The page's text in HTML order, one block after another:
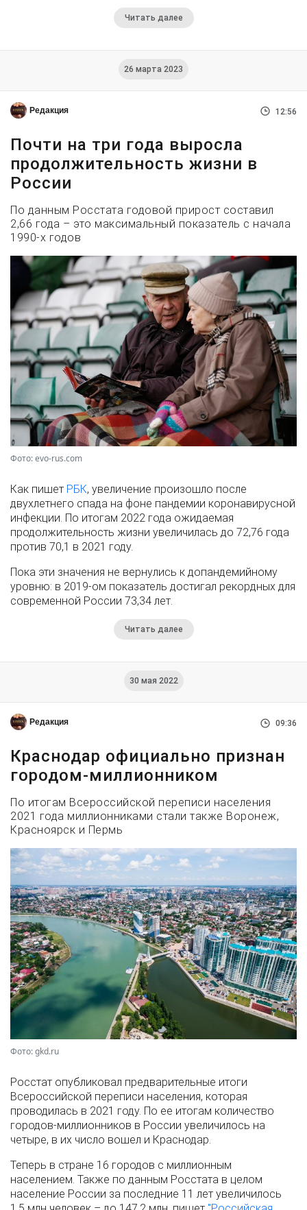
Читать далее
26 марта 2023
Редакция 12:56
Почти на три года выросла
продолжительность жизни в
России
По данным Росстата годовой прирост составил
2,66 года – это максимальный показатель с начала
1990-х годов
Фото: evo-rus.com
Как пишет РБК, увеличение произошло после
двухлетнего спада на фоне пандемии коронавирусной
инфекции. По итогам 2022 года ожидаемая
продолжительность жизни увеличилась до 72,76 года
против 70,1 в 2021 году.
Пока эти значения не вернулись к допандемийному
уровню: в 2019-ом показатель достигал рекордных для
современной России 73,34 лет.
Читать далее
30 мая 2022
Редакция 09:36
Краснодар официально признан
городом-миллионником
По итогам Всероссийской переписи населения
2021 года миллионниками стали также Воронеж,
Красноярск и Пермь
Фото: gkd.ru
Росстат опубликовал предварительные итоги
Всероссийской переписи населения, которая
проводилась в 2021 году. По ее итогам количество
городов-миллионников в России увеличилось на
четыре, в их число вошел и Краснодар.
Теперь в стране 16 городов с миллионным
населением. Также по данным Росстата в целом
население России за последние 11 лет увеличилось